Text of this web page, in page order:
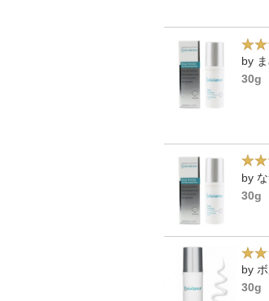
by
30g
by
30g
by
30g